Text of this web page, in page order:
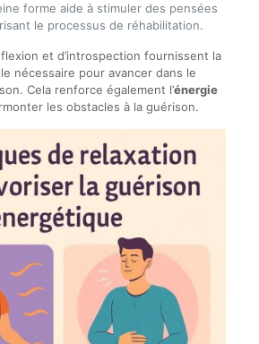
forme aide à stimuler des pensées
le processus de réhabilitation.
et d’introspection fournissent la
nécessaire pour avancer dans le
Cela renforce également l’énergie
les obstacles à la guérison.